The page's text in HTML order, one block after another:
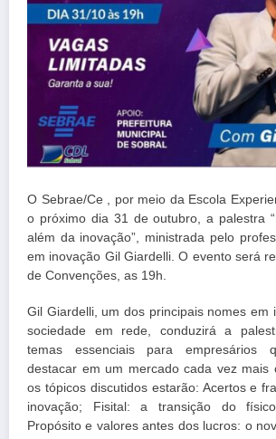
O Sebrae/Ce , por meio da Escola
o próximo dia 31 de outubro, a palestra
além da inovação”, ministrada pelo
em inovação Gil Giardelli. O evento será
de Convenções, as 19h.
Gil Giardelli, um dos principais nomes em
sociedade em rede, conduzirá a
temas essenciais para empresários
destacar em um mercado cada vez mais
os tópicos discutidos estarão: Acertos e
inovação; Fisital: a transição do
Propósito e valores antes dos lucros: o